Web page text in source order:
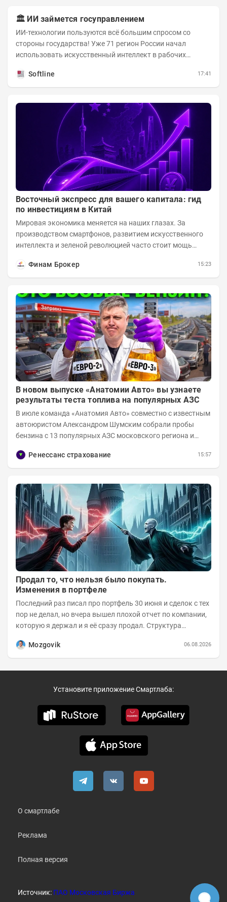
🏛️ ИИ займется госуправлением
ИИ-технологии пользуются всё большим спросом со
стороны государства! Уже 71 регион России начал
использовать искусственный интеллект в рабочих
Softline
17:41
Восточный экспресс для вашего капитала: гид
по инвестициям в Китай
Мировая экономика меняется на наших глазах. За
производством смартфонов, развитием искусственного
интеллекта и зеленой революцией часто стоит мощь
Финам Брокер
15:23
В новом выпуске «Анатомии Авто» вы узнаете
результаты теста топлива на популярных АЗС
В июле команда «Анатомия Авто» совместно с известным
автоюристом Александром Шумским собрали пробы
бензина с 13 популярных АЗС московского региона и
Ренессанс страхование
15:57
Продал то, что нельзя было покупать.
Изменения в портфеле
Последний раз писал про портфель 30 июня и сделок с тех
пор не делал, но вчера вышел плохой отчет по компании,
которую я держал и я её сразу продал. Структура
Mozgovik
06.08.2026
Установите приложение Смартлаба:
О смартлабе
Реклама
Полная версия
Источник: ПАО Московская Биржа